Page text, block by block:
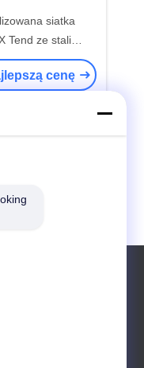
siatka
Tend ze stali
moskitier i fasad
cenę